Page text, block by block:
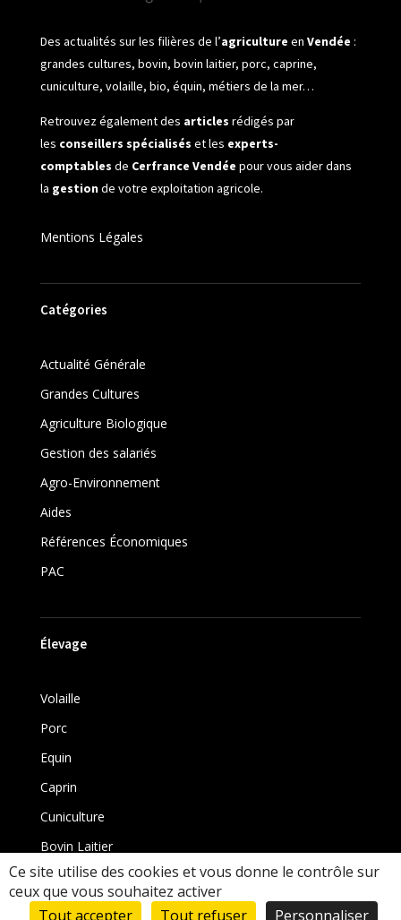
Des actualités sur les filières de l’agriculture en Vendée :
grandes cultures, bovin, bovin laitier, porc, caprine,
cuniculture, volaille, bio, équin, métiers de la mer…
Retrouvez également des articles rédigés par
les conseillers spécialisés et les experts-
comptables de Cerfrance Vendée pour vous aider dans
la gestionde votre exploitation agricole.
Mentions Légales
Catégories
Actualité Générale
Grandes Cultures
Agriculture Biologique
Gestion des salariés
Agro-Environnement
Aides
Références Économiques
PAC
Élevage
Volaille
Porc
Equin
Caprin
Cuniculture
Bovin Laitier
Bovin
Ce site utilise des cookies et vous donne le contrôle sur
ceux que vous souhaitez activer
Tout accepter
Tout refuser Personnaliser